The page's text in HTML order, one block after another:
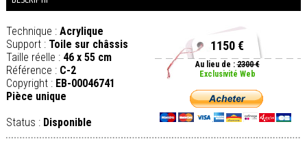
Technique : Acrylique
Support : Toile sur châssis
Taille réelle : 46 x 55 cm
Référence : C-2
Copyright : EB-00046741
Pièce unique
Status : Disponible
1150 €
Au lieu de :2300 €
Exclusivité Web